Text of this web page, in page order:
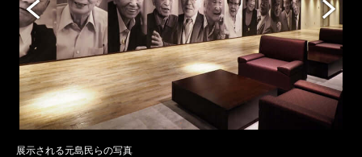
展示される元島民らの写真